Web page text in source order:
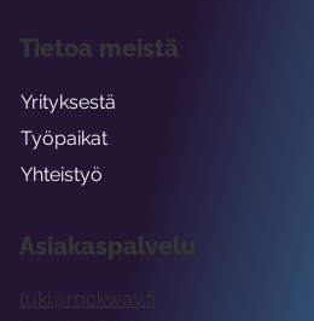
Asiakaspalvelu
tuki@rockway.fi
Tietoa meistä
Yrityksestä
Työpaikat
Yhteistyö